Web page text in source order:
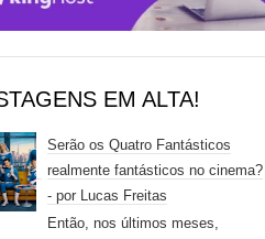
EM ALTA!
Serão os Quatro Fantásticos
realmente fantásticos no cinema?
- por Lucas Freitas
Então, nos últimos meses,